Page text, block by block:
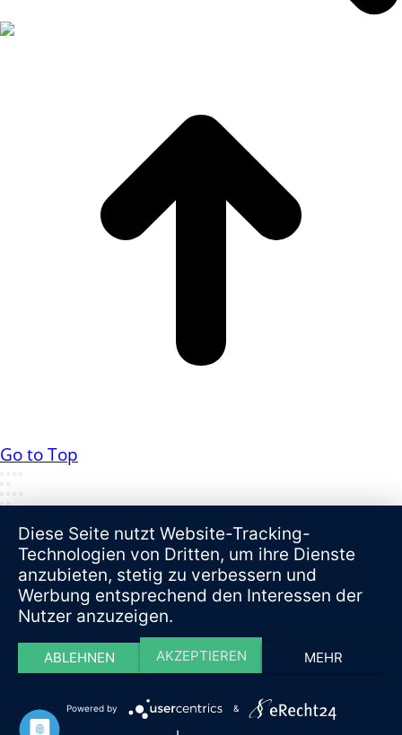
Go to Top
Diese Seite nutzt Website-Tracking-
Technologien von Dritten, um ihre Dienste
anzubieten, stetig zu verbessern und
Werbung entsprechend den Interessen der
Nutzer anzuzeigen.
ABLEHNEN AKZEPTIEREN MEHR
Powered by &